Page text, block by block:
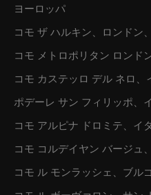
ヨーロッパ
コモ ザ ハルキン、ロンドン
コモ メトロポリタン ロンド
コモ カステッロ デル ネロ、
ポデーレ サン フィリッポ、
コモ アルピナ ドロミテ、イ
コモ コルデイヤン バージュ
コモ ル モンラッシェ、ブル